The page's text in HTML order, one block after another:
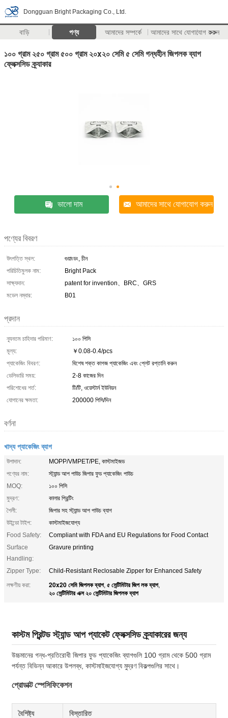
Dongguan Bright Packaging Co., Ltd.
বাড়ি পণ্য আমাদের সম্পর্কে আমাদের সাথে যোগাযোগ করুন
>>
১০০ গ্রাম ২৫০ গ্রাম ৫০০ গ্রাম ২০x২০ সেমি ৫ সেমি গন্ধহীন জিপলক ব্যাগ
ফ্লেক্সসিড ক্র্যাকার
ভালো দাম আমাদের সাথে যোগাযোগ করুন
পণ্যের বিবরণ
উৎপত্তি স্থল:
গুয়াংডং, চীন
পরিচিতিমুলক নাম:
Bright Pack
সাক্ষ্যদান:
patent for invention、BRC、GRS
মডেল নম্বার:
B01
প্রদান
ন্যূনতম চাহিদার পরিমাণ:
১০০ পিসি
মূল্য:
￥0.08-0.4/pcs
প্যাকেজিং বিবরণ:
বিশেষ শক্ত কাগজ প্যাকেজিং এবং প্লেট রপ্তানি করুন
ডেলিভারি সময়:
2-8 কাজের দিন
পরিশোধের শর্ত:
টি/টি, ওয়েস্টার্ন ইউনিয়ন
যোগানের ক্ষমতা:
200000 পিসি/দিন
বর্ণনা
খাদ্য প্যাকেজিং ব্যাগ
উপাদান:
MOPP/VMPET/PE, কাস্টমাইজড
পণ্যের নাম:
স্ট্যান্ড আপ পাউচ জিপার ফুড প্যাকেজিং পাউচ
MOQ:
১০০ পিসি
মুদ্রণ:
কালার প্রিন্টিং
শৈলী:
জিপার সহ স্ট্যান্ড আপ পাউচ ব্যাগ
উইন্ডো টাইপ:
কাস্টমাইজযোগ্য
Food Safety:
Compliant with FDA and EU Regulations for Food Contact
Surface
Handling:
Gravure printing
Zipper Type:
Child-Resistant Reclosable Zipper for Enhanced Safety
লক্ষণীয় করা:
20x20 সেমি জিপলক ব্যাগ, ৫ সেন্টিমিটার জিপ লক ব্যাগ,
২০ সেন্টিমিটার এক্স ২০ সেন্টিমিটার জিপলক ব্যাগ
কাস্টম প্রিন্টড স্ট্যান্ড আপ প্যাকেট ফ্লেক্সসিড ক্র্যাকারের জন্য
উচ্চমানের গন্ধ-প্রতিরোধী জিপার ফুড প্যাকেজিং ব্যাগগুলি 100 গ্রাম থেকে 500 গ্রাম
পর্যন্ত বিভিন্ন আকারে উপলব্ধ, কাস্টমাইজযোগ্য মুদ্রণ বিকল্পগুলির সাথে।
প্রোডাক্ট স্পেসিফিকেশন
বৈশিষ্ট্য বিস্তারিত